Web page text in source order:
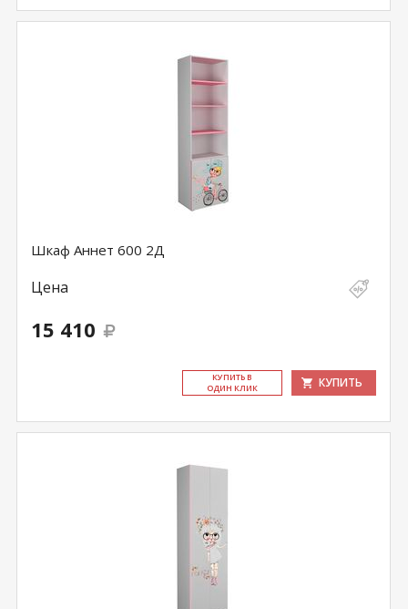
Шкаф Аннет 600 2Д
Цена
15 410
КУ­ПИТЬ В
ОДИН КЛИК
КУПИТЬ